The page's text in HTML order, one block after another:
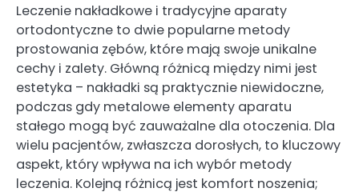
Leczenie nakładkowe i tradycyjne aparaty
ortodontyczne to dwie popularne metody
prostowania zębów, które mają swoje unikalne
cechy i zalety. Główną różnicą między nimi jest
estetyka – nakładki są praktycznie niewidoczne,
podczas gdy metalowe elementy aparatu
stałego mogą być zauważalne dla otoczenia. Dla
wielu pacjentów, zwłaszcza dorosłych, to kluczowy
aspekt, który wpływa na ich wybór metody
leczenia. Kolejną różnicą jest komfort noszenia;